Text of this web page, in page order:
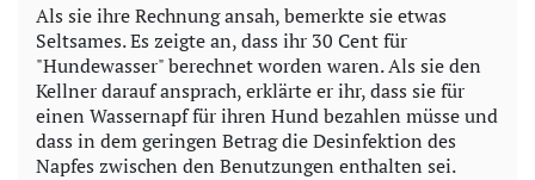
Als sie ihre Rechnung ansah, bemerkte sie etwas
Seltsames. Es zeigte an, dass ihr 30 Cent für
"Hundewasser" berechnet worden waren. Als sie den
Kellner darauf ansprach, erklärte er ihr, dass sie für
einen Wassernapf für ihren Hund bezahlen müsse und
dass in dem geringen Betrag die Desinfektion des
Napfes zwischen den Benutzungen enthalten sei.